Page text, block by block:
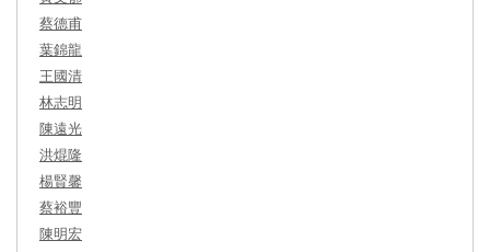
蔡德甫
葉錦龍
王國清
林志明
陳遠光
洪焜隆
楊賢馨
蔡裕豐
陳明宏